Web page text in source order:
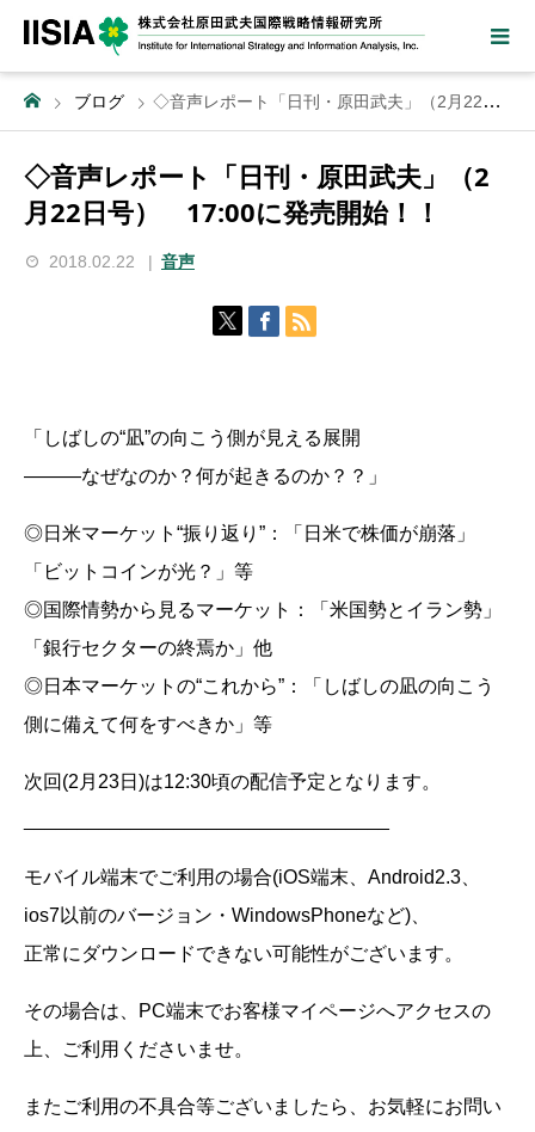
ブログ ◇音声レポート「日刊・原田武夫」（2月22日号） 17:00に発売開始！！
◇音声レポート「日刊・原田武夫」（2
月22日号） 17:00に発売開始！！
2018.02.22 音声
「しばしの“凪”の向こう側が見える展開
―――なぜなのか？何が起きるのか？？」
◎日米マーケット“振り返り”：「日米で株価が崩落」
「ビットコインが光？」等
◎国際情勢から見るマーケット：「米国勢とイラン勢」
「銀行セクターの終焉か」他
◎日本マーケットの“これから”：「しばしの凪の向こう
側に備えて何をすべきか」等
次回(2月23日)は12:30頃の配信予定となります。
モバイル端末でご利用の場合(iOS端末、Android2.3、
ios7以前のバージョン・WindowsPhoneなど)、
正常にダウンロードできない可能性がございます。
その場合は、PC端末でお客様マイページへアクセスの
上、ご利用くださいませ。
またご利用の不具合等ございましたら、お気軽にお問い